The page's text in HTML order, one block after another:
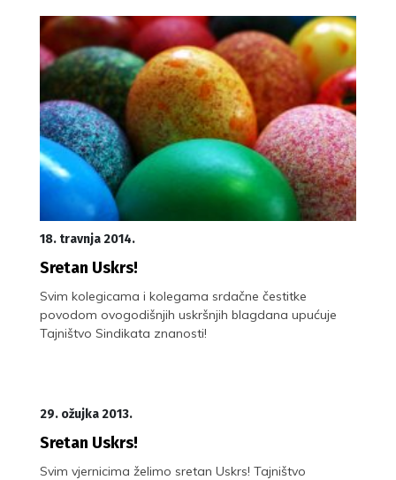
18. travnja 2014.
Sretan Uskrs!
Svim kolegicama i kolegama srdačne čestitke
povodom ovogodišnjih uskršnjih blagdana upućuje
Tajništvo Sindikata znanosti!
29. ožujka 2013.
Sretan Uskrs!
Svim vjernicima želimo sretan Uskrs! Tajništvo